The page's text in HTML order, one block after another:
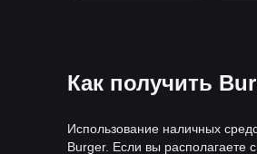
Как получить
Использование наличных
Burger. Если вы располагаете